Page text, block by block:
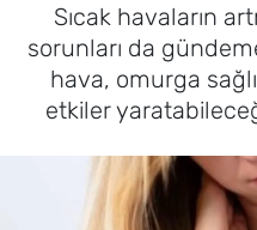
Sıcak havaların
sorunları da
hava, omurga
etkiler